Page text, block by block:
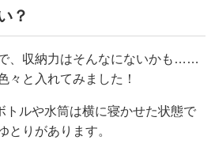
？
、収納力はそんなにないかも……
々と入れてみました！
トルや水筒は横に寝かせた状態で
とりがあります。